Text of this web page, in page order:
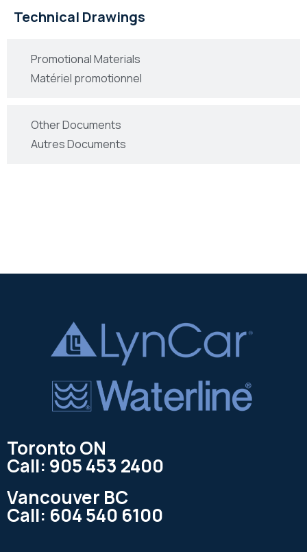
Promotional Materials
Matériel promotionnel
Other Documents
Autres Documents
Technical Drawings
Toronto ON
Call: 905 453 2400
Vancouver BC
Call: 604 540 6100